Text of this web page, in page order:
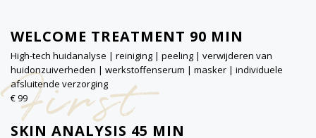
First
WELCOME TREATMENT 90 MIN
High-tech huidanalyse | reiniging | peeling | verwijderen van
huidonzuiverheden | werkstoffenserum | masker | individuele
afsluitende verzorging
€ 99
SKIN ANALYSIS 45 MIN